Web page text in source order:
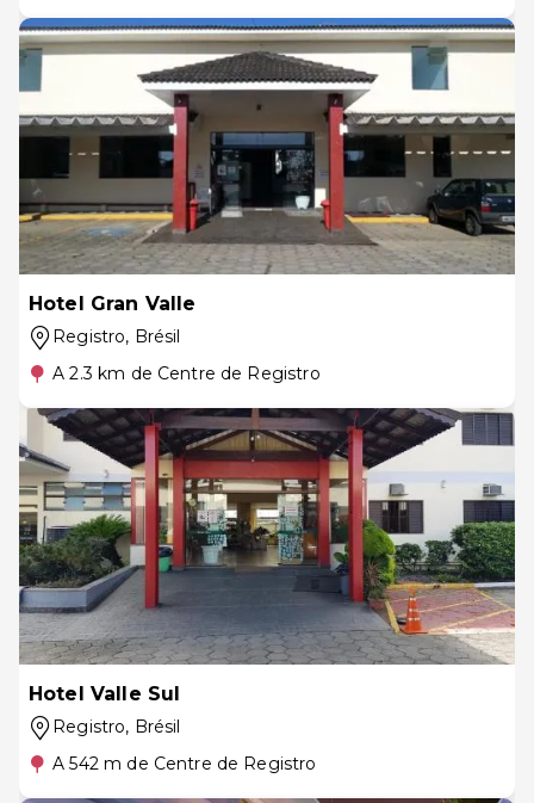
Hotel Gran Valle
Registro, Brésil
A 2.3 km de Centre de Registro
Hotel Valle Sul
Registro, Brésil
A 542 m de Centre de Registro